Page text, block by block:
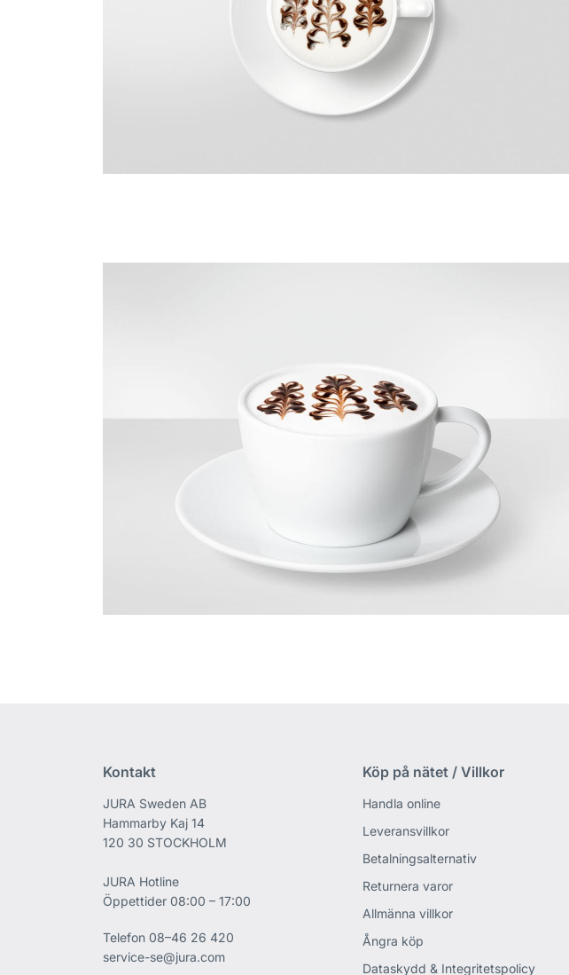
Kontakt
JURA Sweden AB
Hammarby Kaj 14
120 30 STOCKHOLM
JURA Hotline
Öppettider 08:00 – 17:00
Telefon 08–46 26 420
service-se@jura.com
Köp på nätet / Villkor
Handla online
Leveransvillkor
Betalningsalternativ
Returnera varor
Allmänna villkor
Ångra köp
Dataskydd & Integritetspolicy